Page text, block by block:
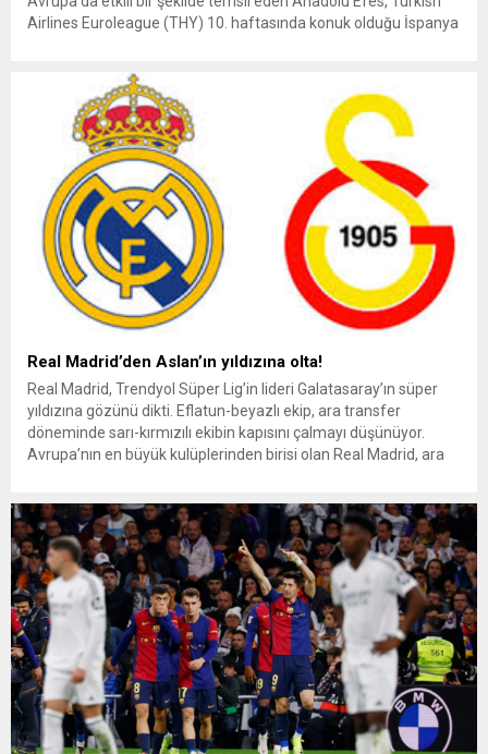
Airlines Euroleague (THY) 10. haftasında konuk olduğu İspanya
elde ederken, Real...
Real Madrid’den Aslan’ın yıldızına olta!
Real Madrid, Trendyol Süper Lig’in lideri Galatasaray’ın süper
yıldızına gözünü dikti. Eflatun-beyazlı ekip, ara transfer
döneminde sarı-kırmızılı ekibin kapısını çalmayı düşünüyor.
Avrupa’nın en büyük kulüplerinden birisi olan Real Madrid, ara
sebebiyle gözünü stoper transferine diken eflatun-beyazlılar,...